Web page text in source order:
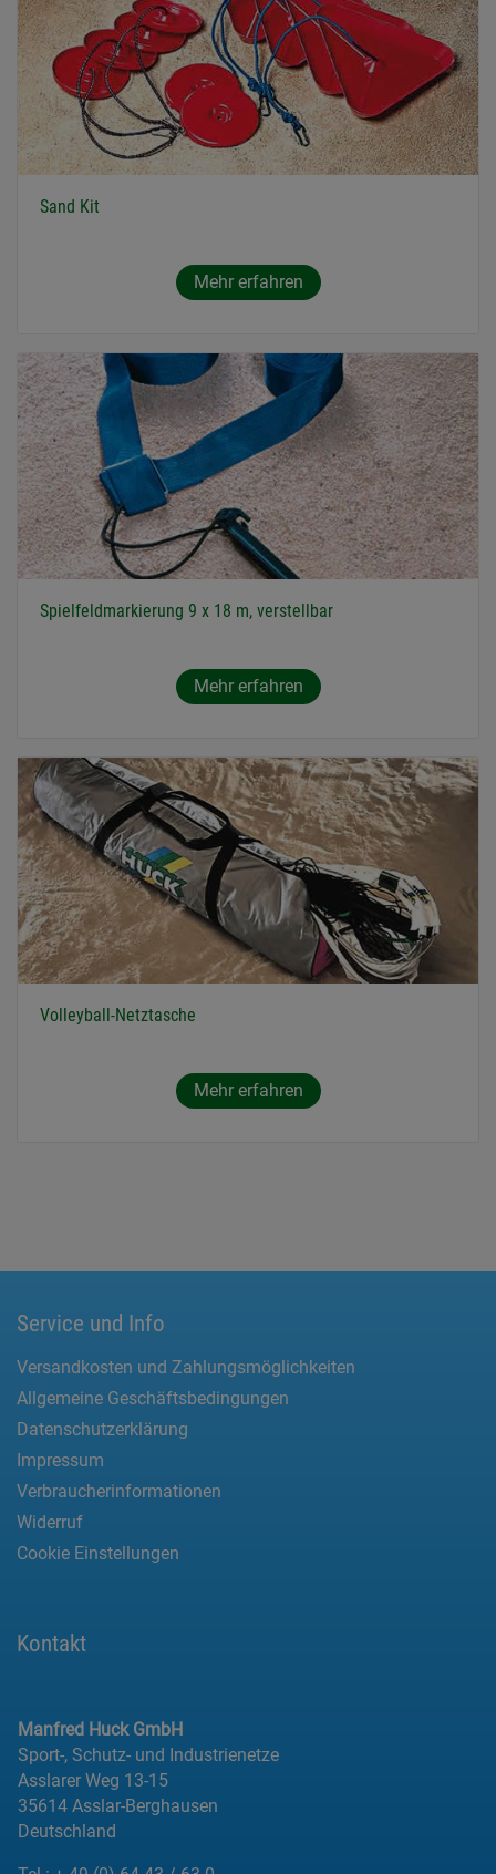
Sand Kit
Mehr erfahren
Spielfeldmarkierung 9 x 18 m, verstellbar
Mehr erfahren
Volleyball-Netztasche
Mehr erfahren
Service und Info
Versandkosten und Zahlungsmöglichkeiten
Allgemeine Geschäftsbedingungen
Datenschutzerklärung
Impressum
Verbraucherinformationen
Widerruf
Cookie Einstellungen
Kontakt
Manfred Huck GmbH
Sport-, Schutz- und Industrienetze
Asslarer Weg 13-15
35614 Asslar-Berghausen
Deutschland